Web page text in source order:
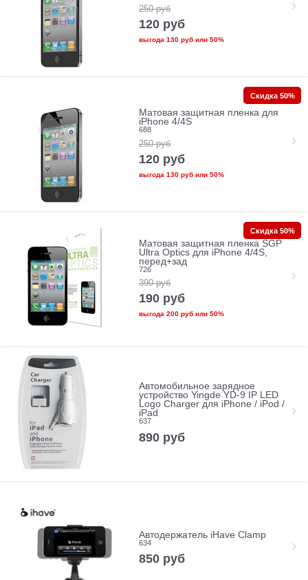
250 руб
120 руб
выгода 130 рубили 50%
Матовая защитная пленка для
iPhone 4/4S
688
250 руб
120 руб
выгода 130 рубили 50%
Скидка 50%
Матовая защитная пленка SGP
Ultra Optics для iPhone 4/4S,
перед+зад
726
390 руб
190 руб
выгода 200 рубили 50%
Скидка 50%
Автомобильное зарядное
устройство Yingde YD-9 IP LED
Logo Charger для iPhone / iPod /
iPad
637
890 руб
Автодержатель iHave Clamp
634
850 руб